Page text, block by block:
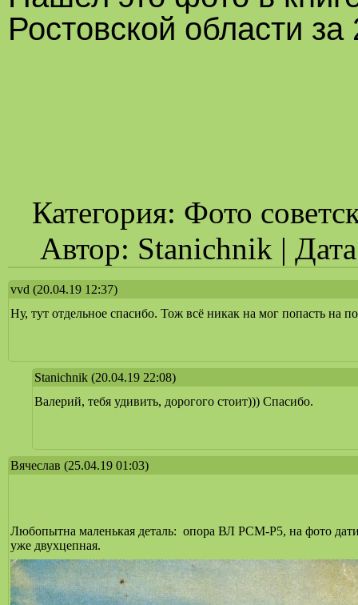
Ростовской области
Категория: Фото
Автор: Stanichnik |
vvd (20.04.19 12:37)
Ну, тут отдельное спасибо. Тож всё никак на мог попасть на
Stanichnik (20.04.19 22:08)
Валерий, тебя удивить, дорогого стоит))) Спасибо.
Вячеслав (25.04.19 01:03)
Любопытна маленькая деталь: опора ВЛ РСМ-Р5, на фото
уже двухцепная.